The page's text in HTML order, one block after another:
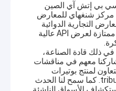
"سي بي إتش آي الصين
24 و26 يونيو في مركز شنغهاي للمعارض
التجارية الدوائية
الرائدة في العالم، قدمت CPHI منصة ممتازة لعرض API عالية
ذلك قادة الصناعة،
شاركنا معهم في مناقشات
لمنتج بوتيرات
الصوديوم، بوتيرات الكالسيوم و tributyrin. كما سمح لنا الحدث